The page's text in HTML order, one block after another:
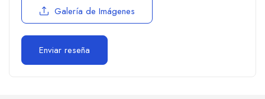
Galería de Imágenes